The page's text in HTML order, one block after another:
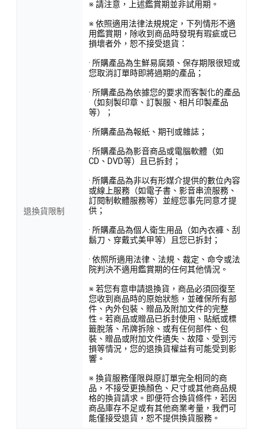
退換貨限制
※ 請注意，上述鑑賞期並非試用期。
※ 依照適用法律法規規定，下列情形不適
用鑑賞期，除收到商品時發現有瑕疵或已
損壞者外，恕不接受退貨：
· 所購產品為生鮮易腐類、保存期限很短或
您取消訂單時即將過期的產品；
· 所購產品為依據您的要求而客製化的產品
（如刻製印章、訂製服、相片印製產品
等）；
· 所購產品為報紙、期刊或雜誌；
· 所購產品為影音商品或電腦軟體（如
CD、DVD等）且已拆封；
· 所購產品為非以有形媒介提供的數位內容
或線上服務（如電子書、影音串流服務、
訂閱制軟體服務等）並經您事先同意才提
供；
· 所購產品為個人衛生用品（如內衣褲、刮
鬍刀、穿戴式美甲等）且您已拆封；
· 依照所適用法律、法規、裁定、命令或法
院判決不適用鑑賞期的任何其他情況。
※ 若您有意申請退換貨，商品必須回復至
您收到商品時的原始狀態，並確保所有部
件、內外包裝、贈品及附加文件的完整
性。若商品或贈品已拆封使用、貼紙或標
籤脫落、吊牌拆除、或有任何部件、包
裝、贈品或附加文件遺失、故障、受到污
損等情況，您的退換貨權益有可能受到影
響。
※ 換貨服務僅限與原訂單完全相同的商
品，不接受更換顏色、尺寸或其他商品規
格的換貨請求。即便符合換貨條件，若因
商品庫存不足或有其他商業考量，我們可
能僅接受退貨，恕不提供換貨服務。